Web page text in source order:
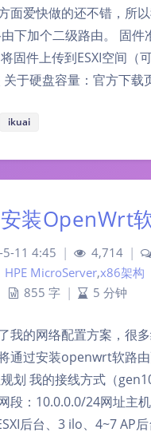
面爱快做的还不错，所
下加个二级路由。 固件
固件上传到ESXI空间（
关于硬盘容量：官方下载
ikuai
安装OpenWrt
5-11 4:45 | 4,714 |
HPE MicroServer,x86架构
855 字 | 5 分钟
我的网络配置方案，很
通过安装openwrt软路
划 我的接线方式（
段：10.0.0.0/24网址主
后台、3 ilo、4~7 AP